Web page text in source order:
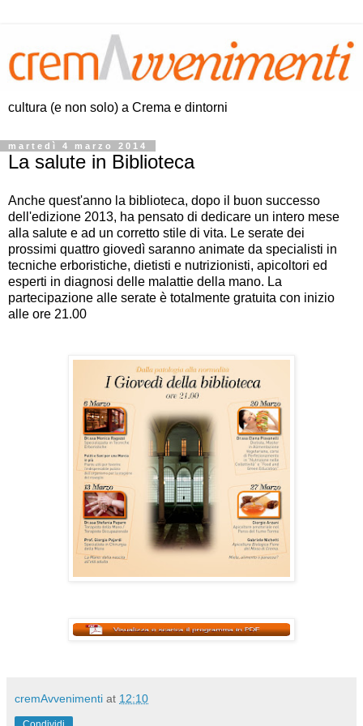
cultura (e non solo) a Crema e dintorni
martedì 4 marzo 2014
La salute in Biblioteca
Anche quest'anno la biblioteca, dopo il buon successo
dell'edizione 2013, ha pensato di dedicare un intero mese
alla salute e ad un corretto stile di vita. Le serate dei
prossimi quattro giovedì saranno animate da specialisti in
tecniche erboristiche, dietisti e nutrizionisti, apicoltori ed
esperti in diagnosi delle malattie della mano. La
partecipazione alle serate è totalmente gratuita con inizio
alle ore 21.00
cremAvvenimenti at 12:10